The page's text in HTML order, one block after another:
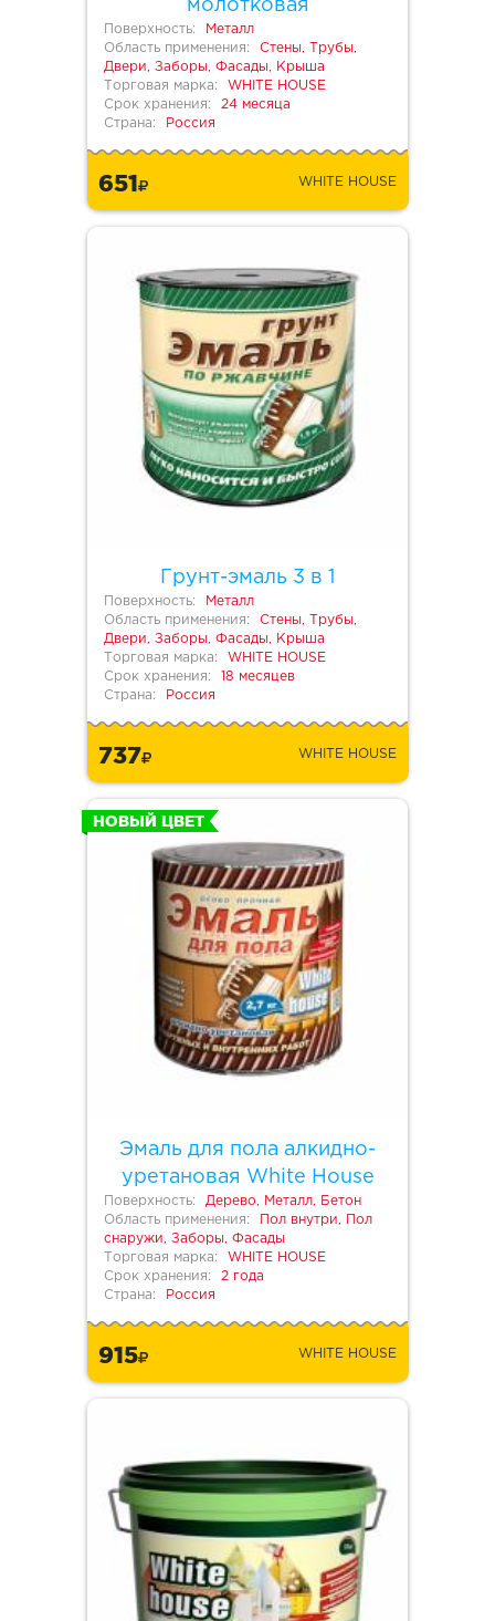
молотковая
Поверхность:
Металл
Область применения:
Стены, Трубы,
Двери, Заборы, Фасады, Крыша
Торговая марка:
WHITE HOUSE
Срок хранения:
24 месяца
Страна:
Россия
651 WHITE HOUSE
Грунт-эмаль 3 в 1
Поверхность:
Металл
Область применения:
Стены, Трубы,
Двери, Заборы, Фасады, Крыша
Торговая марка:
WHITE HOUSE
Срок хранения:
18 месяцев
Страна:
Россия
737 WHITE HOUSE
Эмаль для пола алкидно-
уретановая White House
НОВЫЙ ЦВЕТ
Поверхность:
Дерево, Металл, Бетон
Область применения:
Пол внутри, Пол
снаружи, Заборы, Фасады
Торговая марка:
WHITE HOUSE
Срок хранения:
2 года
Страна:
Россия
915 WHITE HOUSE